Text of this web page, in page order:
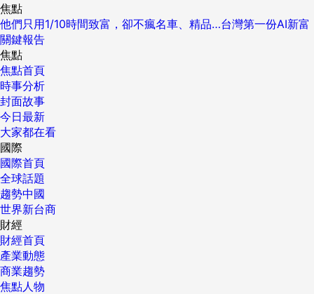
焦點
他們只用1/10時間致富，卻不瘋名車、精品…台灣第一份AI新富
關鍵報告
焦點
焦點首頁
時事分析
封面故事
今日最新
大家都在看
國際
國際首頁
全球話題
趨勢中國
世界新台商
財經
財經首頁
產業動態
商業趨勢
焦點人物